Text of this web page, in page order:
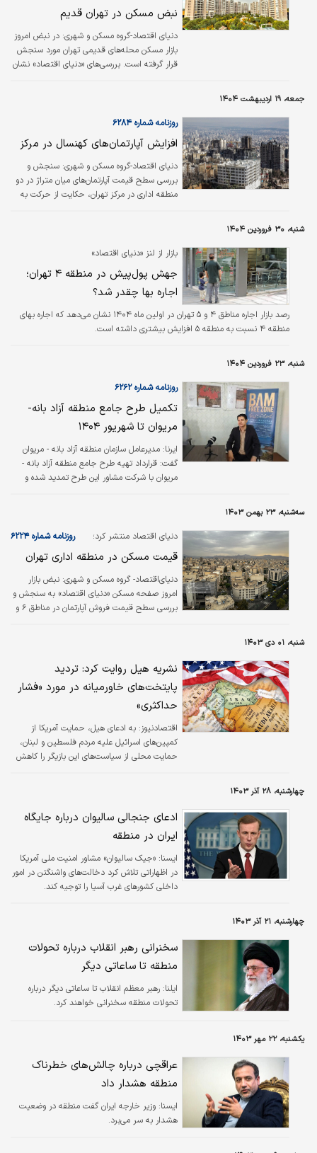
نبض مسکن در تهران قدیم
دنیای اقتصاد-گروه مسکن و شهری: در نبض امروز
بازار مسکن محله‌های قدیمی تهران مورد سنجش
قرار گرفته است. بررسی‌های «دنیای اقتصاد» نشان
تهران، عمدتا شکل تجاری و اداری به خود گرفته
است.
جمعه، ۱۹ اردیبهشت ۱۴۰۴
روزنامه شماره ۶۲۸۴
افزایش آپارتمان‌های کهنسال در مرکز
دنیای اقتصاد-گروه مسکن و شهری: سنجش و
بررسی سطح قیمت آپارتمان‌های میان متراژ در دو
منطقه اداری در مرکز تهران، حکایت از حرکت به
مربع رسیده است. این فایل‌ها با متوسط مساحت
۸۴.۹ متر مربع از بازار مسکن این مناطق انتخاب
شده‌اند.
شنبه، ۳۰ فروردین ۱۴۰۴
بازار از لنز «دنیای اقتصاد»
جهش پول‌پیش در منطقه ۴ تهران؛
اجاره بها چقدر شد؟
رصد بازار اجاره مناطق ۴ و ۵ تهران در اولین ماه ۱۴۰۴ نشان می‌دهد که اجاره‌ بهای
منطقه ۴ نسبت به منطقه ۵ افزایش بیشتری داشته است.
شنبه، ۲۳ فروردین ۱۴۰۴
روزنامه شماره ۶۲۶۲
تکمیل طرح جامع منطقه آزاد بانه-
مریوان تا شهریور ۱۴۰۴
ایرنا: مدیرعامل سازمان منطقه آزاد بانه - مریوان
گفت: قرارداد تهیه طرح جامع منطقه آزاد بانه -
مریوان با شرکت مشاور این طرح تمدید شده و
اظهار کرد: این قرارداد از سوی کارفرما با شرکت
آن برطرف شود.
سه‌شنبه، ۲۳ بهمن ۱۴۰۳
دنیای اقتصاد منتشر کرد؛ روزنامه شماره ۶۲۲۴
قیمت مسکن در منطقه اداری تهران
دنیای‌‌‌اقتصاد- گروه مسکن و شهری: نبض بازار
امروز صفحه مسکن «دنیای‌‌‌ اقتصاد» به سنجش و
بررسی سطح قیمت فروش آپارتمان در مناطق ۶ و
شرکت‌‌‌های دولتی و غیردولتی، در این منطقه
ساختمان دارند و فعالیت می‌‌‌کنند. همچنین تراکم
ساختمان‌‌‌های مربوط به خدمات عمومی در منطقه
۶ بیش از سایر مناطق شهر است. خلوتی
محله‌‌‌های منطقه ۶ در ساعات شبانگاهی نسبت به
مثلا مناطق ۴ و ۵ که بافت…
شنبه، ۰۱ دی ۱۴۰۳
نشریه هیل روایت کرد: تردید
پایتخت‌های خاورمیانه در مورد «فشار
حداکثری»
اقتصادنیوز: به ادعای هیل، حمایت آمریکا از
کمپین‌های اسرائیل علیه مردم فلسطین و لبنان،
حمایت محلی از سیاست‌های این بازیگر را کاهش
تنش‌های منطقه‌ای خواهد شد.
چهارشنبه، ۲۸ آذر ۱۴۰۳
ادعای جنجالی سالیوان درباره جایگاه
ایران در منطقه
ایسنا: «جیک سالیوان» مشاور امنیت ملی آمریکا
در اظهاراتی تلاش کرد دخالت‌های واشنگتن در امور
داخلی کشورهای غرب آسیا را توجیه کند.
چهارشنبه، ۲۱ آذر ۱۴۰۳
سخنرانی رهبر انقلاب درباره تحولات
منطقه تا ساعاتی دیگر
ایلنا: رهبر معظم انقلاب تا ساعاتی دیگر درباره
تحولات منطقه سخنرانی خواهند کرد.
یکشنبه، ۲۲ مهر ۱۴۰۳
عراقچی درباره چالش‌های خطرناک
منطقه هشدار داد
ايسنا: وزیر خارجه ایران گفت منطقه در وضعیت
هشدار به سر می‌برد.